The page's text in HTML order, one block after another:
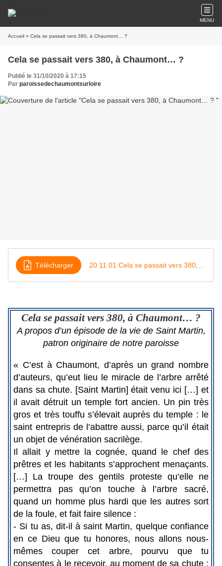
MENU
Accueil » Cela se passait vers 380, à Chaumont… ?
Cela se passait vers 380, à Chaumont… ?
Publié le 31/10/2020 à 17:15
Par paroissedechaumontsurloire
Télécharger
Cela se passait vers 380, à Chaumont… ?
A propos d’un épisode de la vie de Saint Martin,
patron originaire de notre paroisse
« C’est à Chaumont, d’après un grand nombre
d’auteurs, qu’eut lieu le miracle de l’arbre arrêté
dans sa chute. [Saint Martin] était venu ici […] et
il avait détruit un temple fort ancien. Un pin très
gros et très touffu s’élevait auprès du temple : le
saint entrepris de l’abattre aussi, parce qu’il était
un objet de vénération sacrilège.
Il allait y mettre la cognée, quand le chef des
prêtres et les habitants s’approchent menaçants.
[…] La troupe des gentils proteste qu’elle ne
permettra pas qu’on touche à l’arbre sacré,
quand un homme plus hardi que les autres sort
de la foule, et fait faire silence :
- Si tu as, dit-il à saint Martin, quelque confiance
en ce Dieu que tu honores, nous allons nous-
mêmes couper cet arbre, pourvu que tu
consentes à le recevoir, au moment de sa chute ;